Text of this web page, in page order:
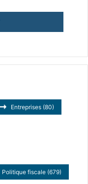
Entreprises (80)
Politique fiscale (679)